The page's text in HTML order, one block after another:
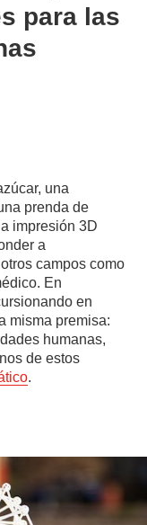
para las
una
prenda de
impresión 3D
a
campos como
En
en
misma premisa:
humanas,
de estos
.